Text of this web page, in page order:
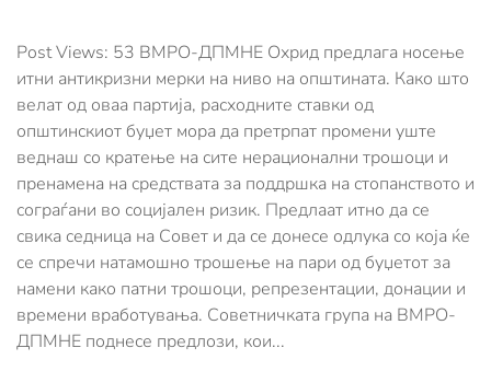
Охрид
предлага
носење
итни
антикризни
мерки
ниво
на
општината
Post Views: 53 ВМРО-ДПМНЕ Охрид предлага носење
итни антикризни мерки на ниво на општината. Како што
велат од оваа партија, расходните ставки од
општинскиот буџет мора да претрпат промени уште
веднаш со кратење на сите нерационални трошоци и
пренамена на средствата за поддршка на стопанството и
сограѓани во социјален ризик. Предлаат итно да се
свика седница на Совет и да се донесе одлука со која ќе
се спречи натамошно трошење на пари од буџетот за
намени како патни трошоци, репрезентации, донации и
времени вработувања. Советничката група на ВМРО-
ДПМНЕ поднесе предлози, кои...